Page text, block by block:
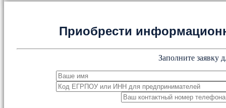
Приобрести
Заполните заявку